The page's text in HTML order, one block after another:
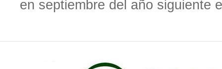
en septiembre del año siguiente